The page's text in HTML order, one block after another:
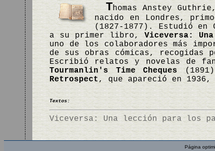
Thomas Anstey
nacido en Londres,
(1827-1877). Estudió
a su primer libro,Viceversa:
uno de los colaboradores más
de sus obras cómicas, recogidas
Escribió relatos y novelas de
Tourmanlin's Time Cheques
Retrospect , que apareció en
Textos:
Viceversa: Una lección para los
Página